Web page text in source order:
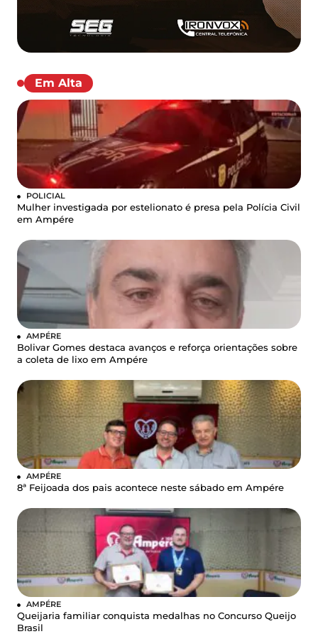
Em Alta
POLICIAL
Mulher investigada por estelionato é presa pela Polícia Civil
em Ampére
AMPÉRE
Bolivar Gomes destaca avanços e reforça orientações sobre
a coleta de lixo em Ampére
AMPÉRE
8ª Feijoada dos pais acontece neste sábado em Ampére
AMPÉRE
Queijaria familiar conquista medalhas no Concurso Queijo
Brasil